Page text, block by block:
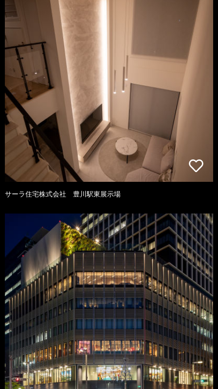
サーラ住宅株式会社 豊川駅東展示場